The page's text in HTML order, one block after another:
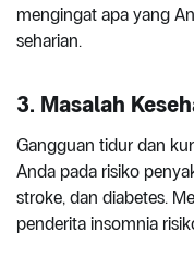
mengingat apa yang
seharian.
3. Masalah
Gangguan tidur dan
Anda pada risiko
stroke, dan diabetes.
penderita insomnia